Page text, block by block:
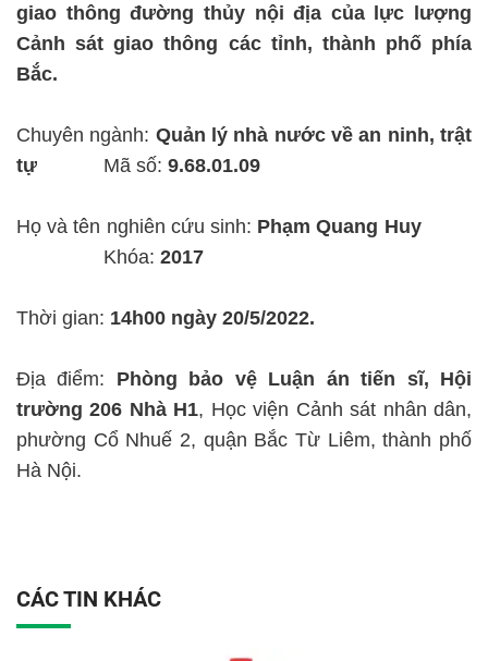
giao thông đường thủy nội địa của lực lượng
Cảnh sát giao thông các tỉnh, thành phố phía
Bắc.
Chuyên ngành: Quản lý nhà nước về an ninh, trật
tự
Mã số: 9.68.01.09
Họ và tên nghiên cứu sinh: Phạm Quang Huy
Khóa: 2017
Thời gian: 14h00 ngày 20/5/2022.
Địa điểm: Phòng bảo vệ Luận án tiến sĩ, Hội
trường 206 Nhà H1, Học viện Cảnh sát nhân dân,
phường Cổ Nhuế 2, quận Bắc Từ Liêm, thành phố
Hà Nội.
CÁC TIN KHÁC